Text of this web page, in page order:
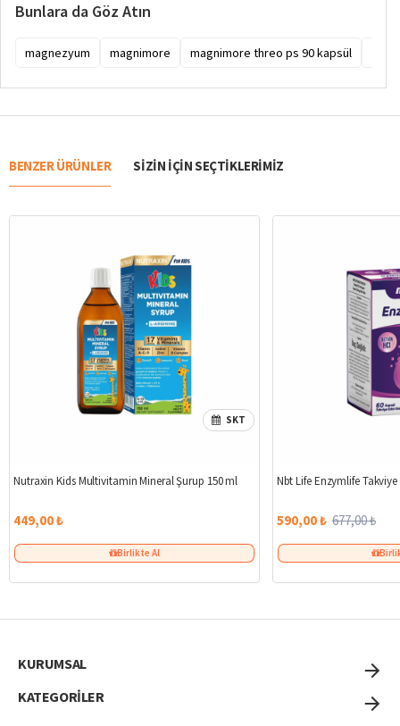
Bunlara da Göz Atın
magnezyum magnimore magnimore threo ps 90 kapsül
BENZER ÜRÜNLER SIZIN IÇIN SEÇTIKLERIMIZ
SKT
Nutraxin Kids Multivitamin Mineral Şurup 150 ml
449,00 ₺
Birlikte Al
Nbt Life Enzymlife Takviye
590,00 ₺ 677,00 ₺
KURUMSAL
KATEGORİLER